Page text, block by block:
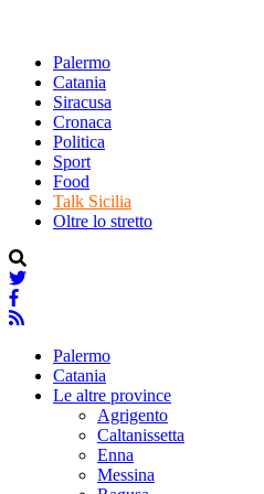
Palermo
Catania
Siracusa
Cronaca
Politica
Sport
Food
Talk Sicilia
Oltre lo stretto
Palermo
Catania
Le altre province
Agrigento
Caltanissetta
Enna
Messina